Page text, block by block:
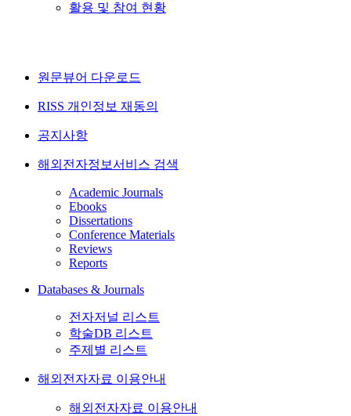
활용 및 참여 현황
원문뷰어 다운로드
RISS 개인정보 재동의
공지사항
해외전자정보서비스 검색
Academic Journals
Ebooks
Dissertations
Conference Materials
Reviews
Reports
Databases & Journals
전자저널 리스트
학술DB 리스트
주제별 리스트
해외전자자료 이용안내
해외전자자료 이용안내